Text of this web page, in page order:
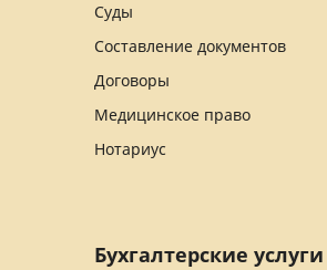
Суды
Составление документов
Договоры
Медицинское право
Нотариус
Бухгалтерские услуги